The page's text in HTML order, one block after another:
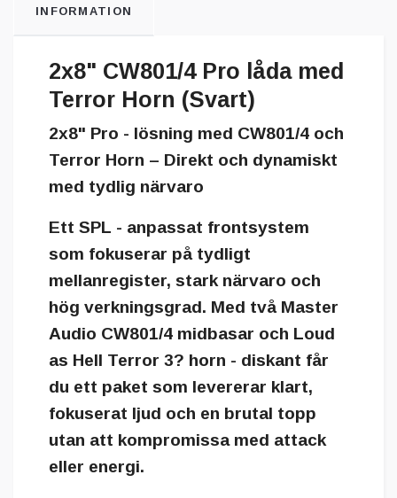
INFORMATION
2x8" CW801/4 Pro låda med
Terror Horn (Svart)
2x8" Pro - lösning med CW801/4 och
Terror Horn – Direkt och dynamiskt
med tydlig närvaro
Ett SPL - anpassat frontsystem
som fokuserar på tydligt
mellanregister, stark närvaro och
hög verkningsgrad. Med två Master
Audio CW801/4 midbasar och Loud
as Hell Terror 3? horn - diskant får
du ett paket som levererar klart,
fokuserat ljud och en brutal topp
utan att kompromissa med attack
eller energi.